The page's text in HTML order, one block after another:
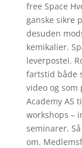
free Space
ganske sikre
desuden
kemikalier.
leverpostei.
fartstid både
video og som
Academy AS
workshops –
seminarer.
om.